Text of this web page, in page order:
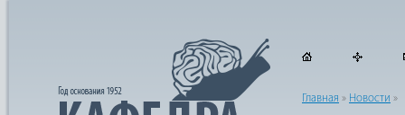
Главная » Новости »